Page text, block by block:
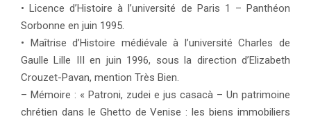
• Licence d’Histoire à l’université de Paris 1 – Panthéon
Sorbonne en juin 1995.
• Maîtrise d’Histoire médiévale à l’université Charles de
Gaulle Lille III en juin 1996, sous la direction d’Elizabeth
Crouzet-Pavan, mention Très Bien.
– Mémoire : « Patroni, zudei e jus casacà – Un patrimoine
chrétien dans le Ghetto de Venise : les biens immobiliers